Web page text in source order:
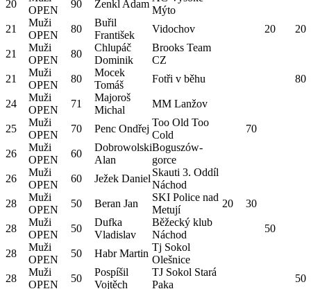
20
OPEN
90 Zenkl Adam
Mýto
21
Muži
OPEN
80
Buřil
František
Vidochov 20 20
21
Muži
OPEN
80
Chlupáč
Dominik
Brooks Team
CZ
21
Muži
OPEN
80
Mocek
Tomáš
Fotři v běhu 80
24
Muži
OPEN
71
Majoroš
Michal
MM Lanžov
25
Muži
OPEN
70 Penc Ondřej
Too Old Too
Cold
70
26
Muži
OPEN
60
Dobrowolski
Alan
Boguszów-
gorce
26
Muži
OPEN
60 Ježek Daniel
Skauti 3. Oddíl
Náchod
28
Muži
OPEN
50 Beran Jan
SKI Police nad
Metují
20 30
28
Muži
OPEN
50
Dufka
Vladislav
Běžecký klub
Náchod
50
28
Muži
OPEN
50 Habr Martin
Tj Sokol
Olešnice
28
Muži
OPEN
50
Pospíšil
Vojtěch
TJ Sokol Stará
Paka
50